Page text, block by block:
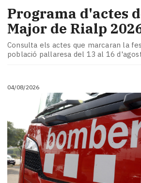
Programa d'actes
Major de Rialp
Consulta els actes que marcaran la
població pallaresa del 13 al 16
04/08/2026